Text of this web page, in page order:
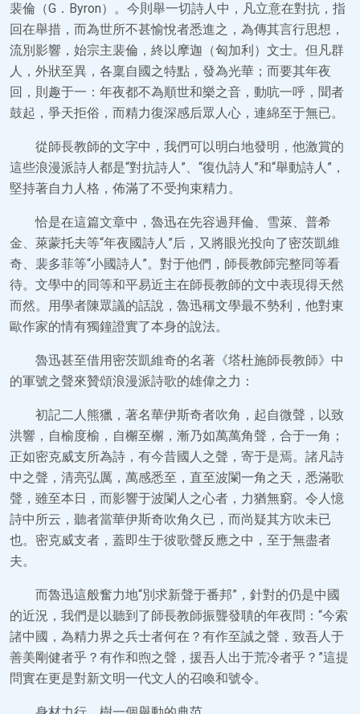
裴倫（G．Byron）。今則舉一切詩人中，凡立意在對抗，指
回在舉措，而為世所不甚愉悅者悉進之，為傳其言行思想，
流別影響，始宗主裴倫，終以摩迦（匈加利）文士。但凡群
人，外狀至異，各稟自國之特點，發為光華；而要其年夜
回，則趣于一：年夜都不為順世和樂之音，動吭一呼，聞者
鼓起，爭天拒俗，而精力復深感后眾人心，連綿至于無已。
從師長教師的文字中，我們可以明白地發明，他激賞的
這些浪漫派詩人都是“對抗詩人”、“復仇詩人”和“舉動詩人”，
堅持著自力人格，佈滿了不受拘束精力。
恰是在這篇文章中，魯迅在先容過拜倫、雪萊、普希
金、萊蒙托夫等“年夜國詩人”后，又將眼光投向了密茨凱維
奇、裴多菲等“小國詩人”。對于他們，師長教師完整同等看
待。文學中的同等和平易近主在師長教師的文中表現得天然
而然。用學者陳眾議的話說，魯迅稱文學最不勢利，他對東
歐作家的情有獨鐘證實了本身的說法。
魯迅甚至借用密茨凱維奇的名著《塔杜施師長教師》中
的軍號之聲來贊頌浪漫派詩歌的雄偉之力：
初記二人熊獵，著名華伊斯奇者吹角，起自微聲，以致
洪響，自榆度榆，自檞至檞，漸乃如萬萬角聲，合于一角；
正如密克威支所為詩，有今昔國人之聲，寄于是焉。諸凡詩
中之聲，清亮弘厲，萬感悉至，直至波闌一角之天，悉滿歌
聲，雖至本日，而影響于波闌人之心者，力猶無窮。令人憶
詩中所云，聽者當華伊斯奇吹角久已，而尚疑其方吹未已
也。密克威支者，蓋即生于彼歌聲反應之中，至于無盡者
夫。
而魯迅這般奮力地“別求新聲于番邦”，針對的仍是中國
的近況，我們是以聽到了師長教師振聾發聵的年夜問：“今索
諸中國，為精力界之兵士者何在？有作至誠之聲，致吾人于
善美剛健者乎？有作和煦之聲，援吾人出于荒冷者乎？”這提
問實在更是對新文明一代文人的召喚和號令。